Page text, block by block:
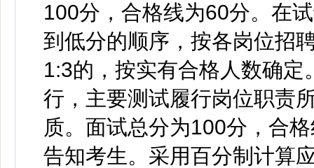
100分，合格线为60分。在
到低分的顺序，按各岗位招
1:3的，按实有合格人数确
行，主要测试履行岗位职责
质。面试总分为100分，合
告知考生。采用百分制计算